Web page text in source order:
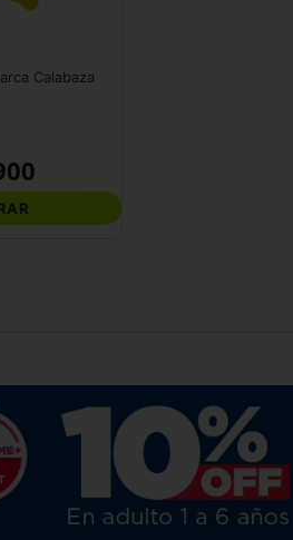
L tipo Pato Marca Calabaza